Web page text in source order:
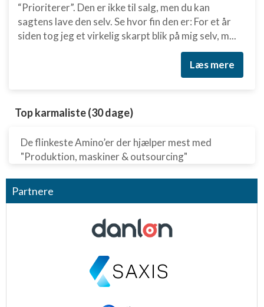
“Prioriterer”. Den er ikke til salg, men du kan
sagtens lave den selv. Se hvor fin den er: For et år
siden tog jeg et virkelig skarpt blik på mig selv, m...
Læs mere
Top karmaliste (30 dage)
De flinkeste Amino’er der hjælper mest med
"Produktion, maskiner & outsourcing"
Partnere